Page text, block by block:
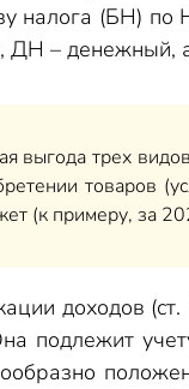
налога (БН)
– денежный,
трех
товаров
(к примеру, за
доходов
подлежит